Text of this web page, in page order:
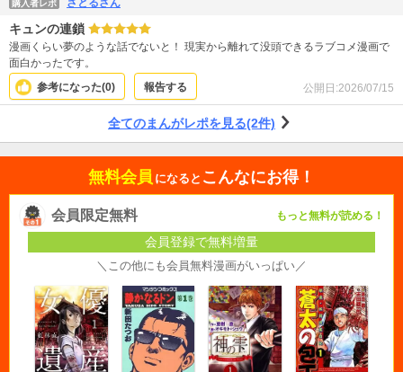
購入者レポ
キュンの連鎖
漫画くらい夢のような話でないと！ 現実から離れて没頭できるラブコメ漫画で
面白かったです。
参考になった(0) 報告する 公開日:2026/07/15
全てのまんがレポを見る(2件)
無料会員 になると こんなにお得！
会員限定無料 もっと無料が読める！
会員登録で無料増量
＼この他にも会員無料漫画がいっぱい／